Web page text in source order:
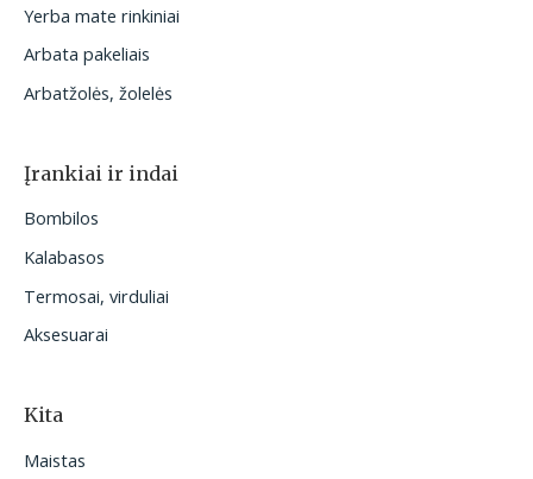
Yerba mate rinkiniai
Arbata pakeliais
Arbatžolės, žolelės
Įrankiai ir indai
Bombilos
Kalabasos
Termosai, virduliai
Aksesuarai
Kita
Maistas